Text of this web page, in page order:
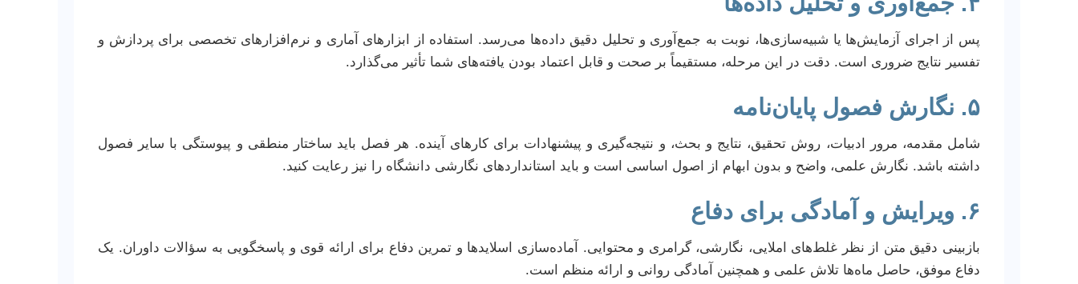
پس از اجرای آزمایش‌ها یا شبیه‌سازی‌ها، نوبت به جمع‌آوری و تحلیل دقیق داده‌ها می‌رسد. استفاده از ابزارهای آماری و نرم‌افزارهای تخصصی برای پردازش و
تفسیر نتایج ضروری است. دقت در این مرحله، مستقیماً بر صحت و قابل اعتماد بودن یافته‌های شما تأثیر می‌گذارد.
۵. نگارش فصول پایان‌نامه
شامل مقدمه، مرور ادبیات، روش تحقیق، نتایج و بحث، و نتیجه‌گیری و پیشنهادات برای کارهای آینده. هر فصل باید ساختار منطقی و پیوستگی با سایر فصول
داشته باشد. نگارش علمی، واضح و بدون ابهام از اصول اساسی است و باید استانداردهای نگارشی دانشگاه را نیز رعایت کنید.
۶. ویرایش و آمادگی برای دفاع
بازبینی دقیق متن از نظر غلط‌های املایی، نگارشی، گرامری و محتوایی. آماده‌سازی اسلایدها و تمرین دفاع برای ارائه قوی و پاسخگویی به سؤالات داوران. یک
دفاع موفق، حاصل ماه‌ها تلاش علمی و همچنین آمادگی روانی و ارائه منظم است.